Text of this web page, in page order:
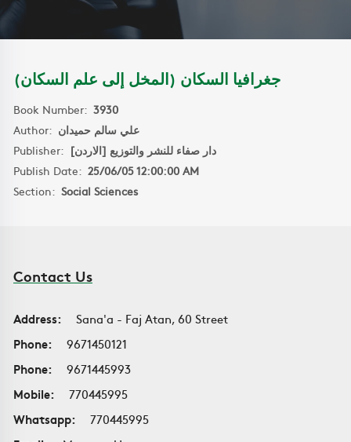
جغرافيا السكان (المخل إلى علم السكان)
Book Number: 3930
Author: علي سالم حميدان
Publisher: دار صفاء للنشر والتوزيع [الاردن]
Publish Date: 25/06/05 12:00:00 AM
Section: Social Sciences
Contact Us
Address:
Sana'a - Faj Atan, 60 Street
Phone:
9671450121
Phone:
9671445993
Mobile:
770445995
Whatsapp:
770445995